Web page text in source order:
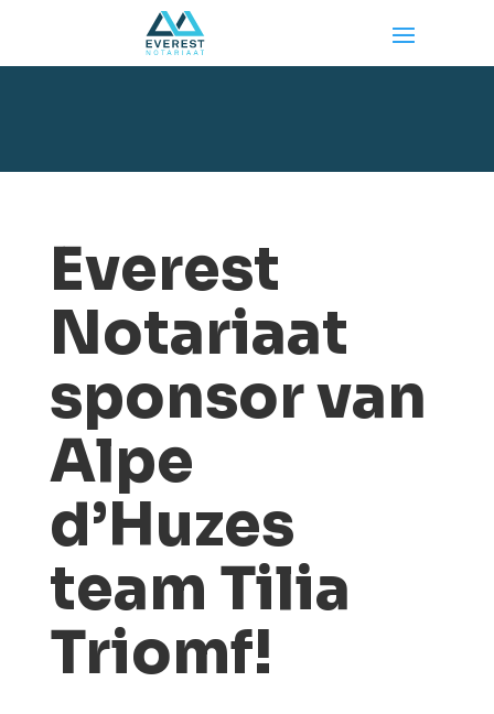
Everest
Notariaat
sponsor van
Alpe
d’Huzes
team Tilia
Triomf!